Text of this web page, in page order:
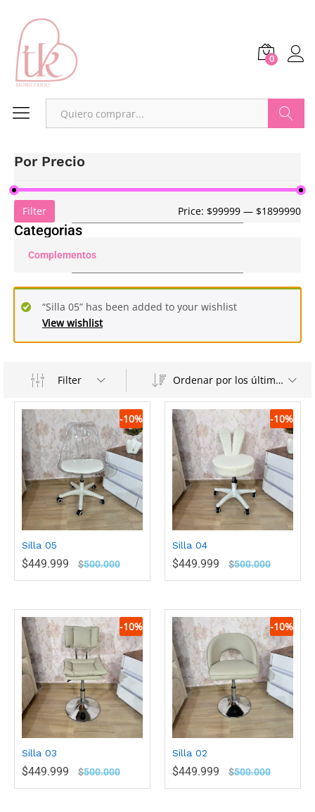
0
Por Precio
Filter Price: $99999 — $1899990
Categorias
Complementos
View wishlist
“Silla 05” has been added to your wishlist
Filter Ordenar por los últimos
-10%
Silla 05
$449.999 $500.000
-10%
Silla 04
$449.999 $500.000
-10%
Silla 03
$449.999 $500.000
-10%
Silla 02
$449.999 $500.000